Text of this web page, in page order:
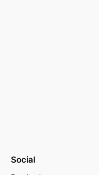
Social